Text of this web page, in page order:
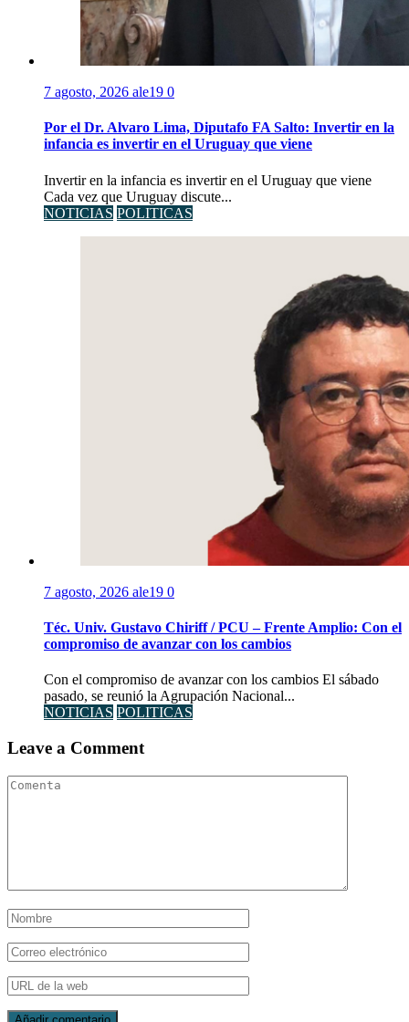
7 agosto, 2026 ale19 0
Por el Dr. Alvaro Lima, Diputafo FA Salto: Invertir en la
infancia es invertir en el Uruguay que viene
Invertir en la infancia es invertir en el Uruguay que viene
Cada vez que Uruguay discute...
NOTICIAS POLITICAS
7 agosto, 2026 ale19 0
Téc. Univ. Gustavo Chiriff / PCU – Frente Amplio: Con el
compromiso de avanzar con los cambios
Con el compromiso de avanzar con los cambios El sábado
pasado, se reunió la Agrupación Nacional...
NOTICIAS POLITICAS
Leave a Comment